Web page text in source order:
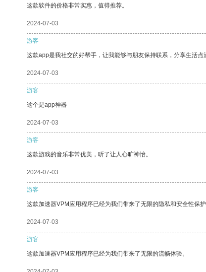
这款软件的价格非常实惠，值得推荐。
2024-07-03
游客
这款app是我社交的好帮手，让我能够与朋友保持联系，分享生活点
2024-07-03
游客
这个是app神器
2024-07-03
游客
这款游戏的音乐非常优美，听了让人心旷神怡。
2024-07-03
游客
这款加速器VPM应用程序已经为我们带来了无限的隐私和安全性保护
2024-07-03
游客
这款加速器VPM应用程序已经为我们带来了无限的流畅体验。